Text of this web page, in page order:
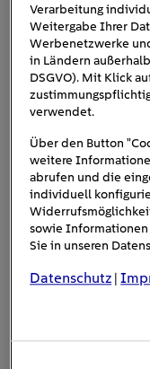
In diesem Jahr ist
Dezember 2024 in
Schnellladepark in
Standort errichtet
eine
wo sie am 5. Januar
durchqueren
Litauen, Finnland
und GPS-
Welt die Rallye
verfolgen.
weitergehen, der
Verarbeitung
Weitergabe Ihrer
Werbenetzwerke
in Ländern
DSGVO). Mit Klick
verwendet.
Über den Button
weitere
abrufen und die
individuell
sowie
Sie in unseren
Datenschutz |